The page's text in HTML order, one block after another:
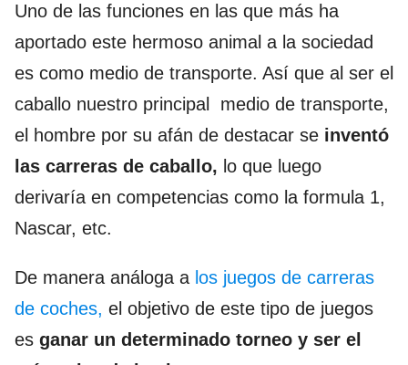
Uno de las funciones en las que más ha
aportado este hermoso animal a la sociedad
es como medio de transporte. Así que al ser el
caballo nuestro principal medio de transporte,
el hombre por su afán de destacar se inventó
las carreras de caballo, lo que luego
derivaría en competencias como la formula 1,
Nascar, etc.
De manera análoga a los juegos de carreras
de coches, el objetivo de este tipo de juegos
es ganar un determinado torneo y ser el